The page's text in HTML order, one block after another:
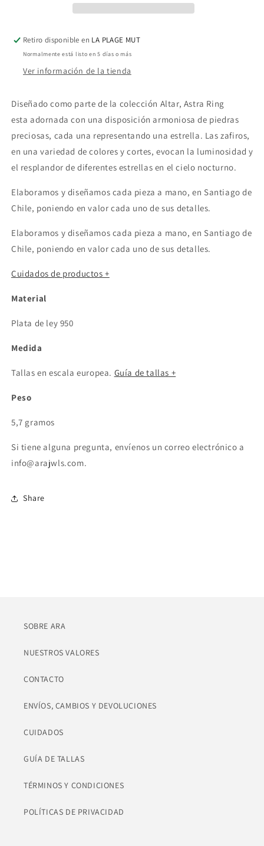
Retiro disponible en LA PLAGE MUT
Normalmente está listo en 5 días o más
Ver información de la tienda
Diseñado como parte de la colección Altar, Astra Ring
esta adornada con una disposición armoniosa de piedras
preciosas, cada una representando una estrella. Las zafiros,
en una variedad de colores y cortes, evocan la luminosidad y
el resplandor de diferentes estrellas en el cielo nocturno.
Elaboramos y diseñamos cada pieza a mano, en Santiago de
Chile, poniendo en valor cada uno de sus detalles.
Elaboramos y diseñamos cada pieza a mano, en Santiago de
Chile, poniendo en valor cada uno de sus detalles.
Cuidados de productos +
Material
Plata de ley 950
Medida
Tallas en escala europea. Guía de tallas +
Peso
5,7 gramos
Si tiene alguna pregunta, envíenos un correo electrónico a
info@arajwls.com.
Share
SOBRE ARA
NUESTROS VALORES
CONTACTO
ENVÍOS, CAMBIOS Y DEVOLUCIONES
CUIDADOS
GUÍA DE TALLAS
TÉRMINOS Y CONDICIONES
POLÍTICAS DE PRIVACIDAD